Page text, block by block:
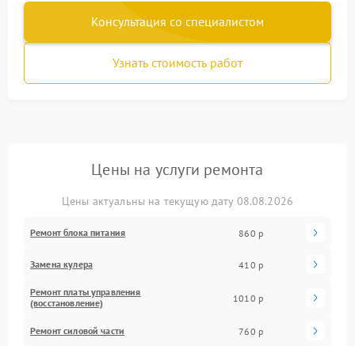
Консультация со специалистом
Узнать стоимость работ
Цены на услуги ремонта
Цены актуальны на текущую дату 08.08.2026
Ремонт блока питания 860 р
Замена кулера 410 р
Ремонт платы управления
(восстановление)
1010 р
Ремонт силовой части 760 р